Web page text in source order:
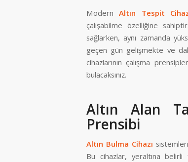
ModernAltın Tespit
çalışabilme özelliğine
sağlarken, aynı zamanda
geçen gün gelişmekte ve
cihazlarının çalışma
bulacaksınız.
Altın Alan
Prensibi
Altın Bulma Cihazı
Bu cihazlar, yeraltına